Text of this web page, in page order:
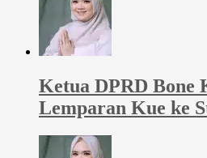
Ketua DPRD Bone
Lemparan Kue ke